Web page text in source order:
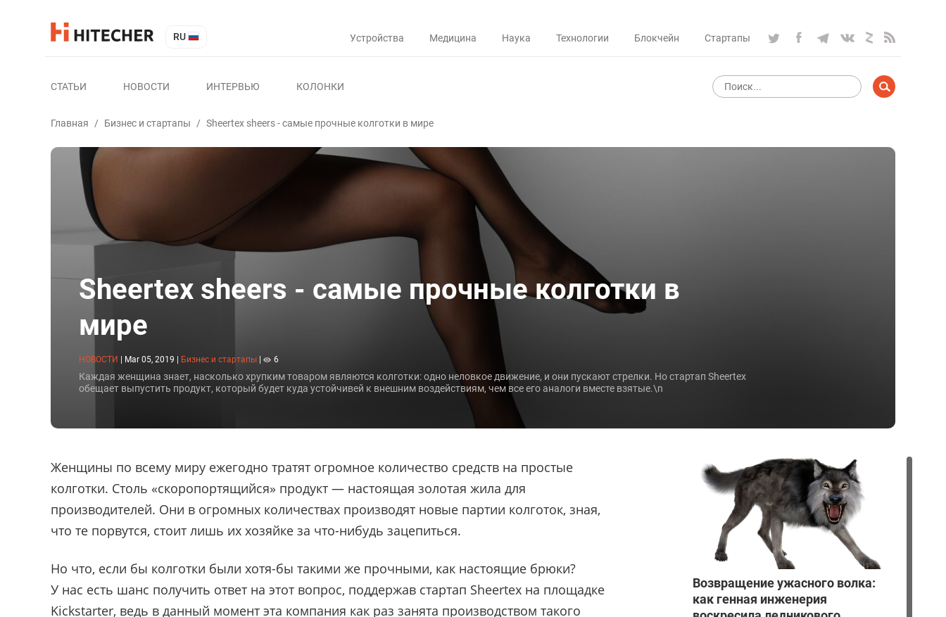
RU Устройства Медицина Наука Технологии Блокчейн Стартапы
СТАТЬИ НОВОСТИ ИНТЕРВЬЮ КОЛОНКИ
Главная / Бизнес и стартапы / Sheertex sheers - самые прочные колготки в мире
Sheertex sheers - самые прочные колготки в
мире
НОВОСТИ | Mar 05, 2019 Бизнес и стартапы 6
Каждая женщина знает, насколько хрупким товаром являются колготки: одно неловкое движение, и они пускают стрелки. Но стартап Sheertex
обещает выпустить продукт, который будет куда устойчивей к внешним воздействиям, чем все его аналоги вместе взятые.\n
Женщины по всему миру ежегодно тратят огромное количество средств на простые
колготки. Столь «скоропортящийся» продукт — настоящая золотая жила для
производителей. Они в огромных количествах производят новые партии колготок, зная,
что те порвутся, стоит лишь их хозяйке за что-нибудь зацепиться.
Но что, если бы колготки были хотя-бы такими же прочными, как настоящие брюки?
У нас есть шанс получить ответ на этот вопрос, поддержав стартап Sheertex на площадке
Kickstarter, ведь в данный момент эта компания как раз занята производством такого
Возвращение ужасного волка:
как генная инженерия